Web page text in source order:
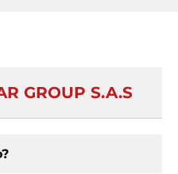
GROUP S.A.S